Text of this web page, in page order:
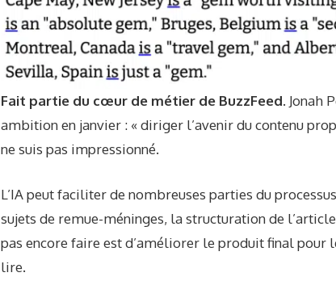
Fait partie du cœur de métier de BuzzFeed. Jonah
ambition en janvier : « diriger l’avenir du contenu
ne suis pas impressionné.
L’IA peut faciliter de nombreuses parties du
sujets de remue-méninges, la structuration de
pas encore faire est d’améliorer le produit final pour
lire.